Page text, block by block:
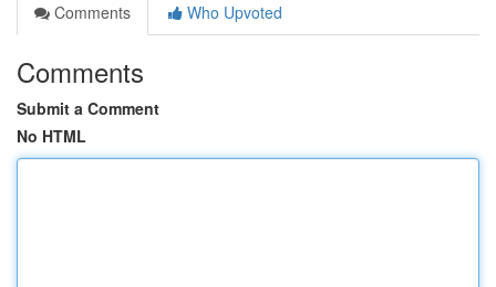
Comments
Who Upvoted
Comments
Submit a Comment
No HTML